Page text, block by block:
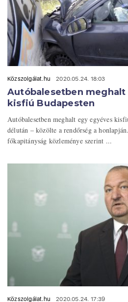
Közszolgálat.hu 2020.05.24. 18:03
Autóbalesetben
kisfiú Budapesten
Autóbalesetben meghalt egy egyéves
délután – közölte a rendőrség a
főkapitányság közleménye szerint ...
Közszolgálat.hu 2020.05.24. 17:39